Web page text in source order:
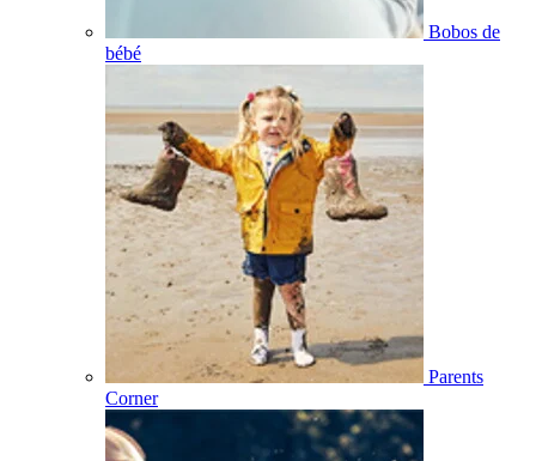
Bobos de
bébé
Parents
Corner